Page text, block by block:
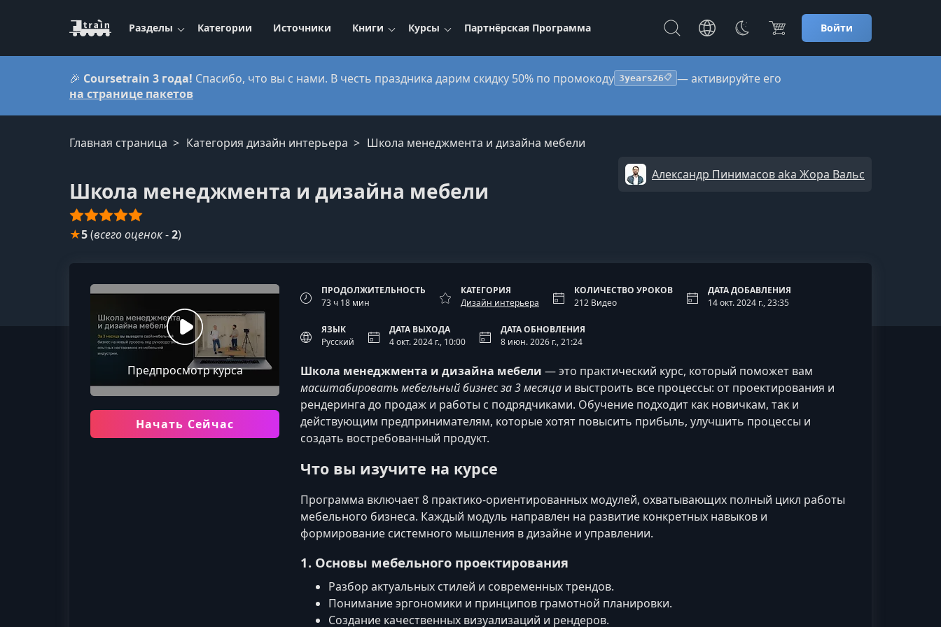
Разделы Категории Источники Книги Курсы Партнёрская Программа Войти
🎉 Coursetrain 3 года! Спасибо, что вы с нами. В честь праздника дарим скидку 50% по промокоду 3years26📋 — активируйте его
на странице пакетов
Главная страница Категория дизайн интерьера Школа менеджмента и дизайна мебели
Школа менеджмента и дизайна мебели
Александр Пинимасов aka Жора Вальс
★5(всего оценок-2)
Предпросмотр курса
Начать Сейчас
ПРОДОЛЖИТЕЛЬНОСТЬ
73 ч 18 мин
КАТЕГОРИЯ
Дизайн интерьера
КОЛИЧЕСТВО УРОКОВ
212 Видео
ДАТА ДОБАВЛЕНИЯ
14 окт. 2024 г., 23:35
ЯЗЫК
Русский
ДАТА ВЫХОДА
4 окт. 2024 г., 10:00
ДАТА ОБНОВЛЕНИЯ
8 июн. 2026 г., 21:24
Школа менеджмента и дизайна мебели — это практический курс, который поможет вам
масштабировать мебельный бизнес за 3 месяца и выстроить все процессы: от проектирования и
рендеринга до продаж и работы с подрядчиками. Обучение подходит как новичкам, так и
действующим предпринимателям, которые хотят повысить прибыль, улучшить процессы и
создать востребованный продукт.
Что вы изучите на курсе
Программа включает 8 практико-ориентированных модулей, охватывающих полный цикл работы
мебельного бизнеса. Каждый модуль направлен на развитие конкретных навыков и
формирование системного мышления в дизайне и управлении.
1. Основы мебельного проектирования
Разбор актуальных стилей и современных трендов.
Понимание эргономики и принципов грамотной планировки.
Создание качественных визуализаций и рендеров.